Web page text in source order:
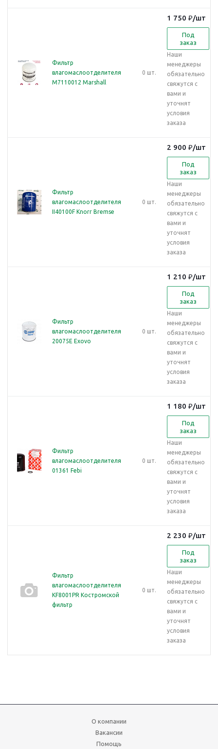
Фильтр
влагомаслоотделителя
M7110012 Marshall
0 шт.
1 750 ₽/шт
Под
заказ
Наши
менеджеры
обязательно
свяжутся с
вами и
уточнят
условия
заказа
Фильтр
влагомаслоотделителя
II40100F Knorr Bremse
0 шт.
2 900 ₽/шт
Под
заказ
Наши
менеджеры
обязательно
свяжутся с
вами и
уточнят
условия
заказа
Фильтр
влагомаслоотделителя
20075E Exovo
0 шт.
1 210 ₽/шт
Под
заказ
Наши
менеджеры
обязательно
свяжутся с
вами и
уточнят
условия
заказа
Фильтр
влагомаслоотделителя
01361 Febi
0 шт.
1 180 ₽/шт
Под
заказ
Наши
менеджеры
обязательно
свяжутся с
вами и
уточнят
условия
заказа
Фильтр
влагомаслоотделителя
KF8001PR Костромской
фильтр
0 шт.
2 230 ₽/шт
Под
заказ
Наши
менеджеры
обязательно
свяжутся с
вами и
уточнят
условия
заказа
О компании
Вакансии
Помощь